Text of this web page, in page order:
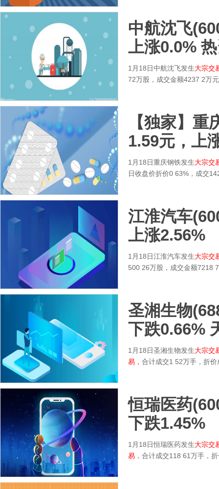
中航沈飞
上涨0.0%
1月18日中航沈飞发生大宗交
72万股，成交金额4237 2万
【独家】
1.59元，上
1月18日重庆钢铁发生大宗交
日收盘价折价0 63%，成交
江淮汽车
上涨2.56%
1月18日江淮汽车发生大宗交
500 26万股，成交金额7218
圣湘生物
下跌0.66%
1月18日圣湘生物发生大宗交
易 ，合计成交1 52万手，折
恒瑞医药
下跌1.45%
1月18日恒瑞医药发生大宗交
易 ，合计成交118 61万手，